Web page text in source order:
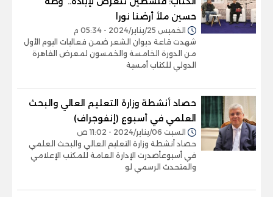
حسين ملأ أرضنا نورا
الخميس 25/يناير/2024 - 05:34 م
شهدت قاعة ديوان الشعر ضمن فعاليات اليوم الأول
من الدورة الخامسة والخمسون لمعرض القاهرة
الدولي للكتاب أمسية
حصاد أنشطة وزارة التعليم العالي والبحث
العلمي في أسبوع (إنفوجراف)
السبت 06/يناير/2024 - 11:02 ص
حصاد أنشطة وزارة التعليم العالي والبحث العلمي
في أسبوعأصدرت الإدارة العامة للمكتب الإعلامي
والمتحدث الرسمي لو